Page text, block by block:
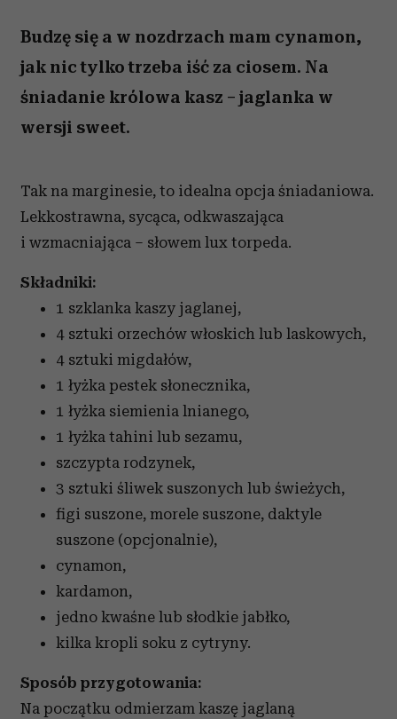
Budzę się a w nozdrzach mam cynamon,
jak nic tylko trzeba iść za ciosem. Na
śniadanie królowa kasz – jaglanka w
wersji sweet.
Tak na marginesie, to idealna opcja śniadaniowa.
Lekkostrawna, sycąca, odkwaszająca
i wzmacniająca – słowem lux torpeda.
Składniki:
1 szklanka kaszy jaglanej,
4 sztuki orzechów włoskich lub laskowych,
4 sztuki migdałów,
1 łyżka pestek słonecznika,
1 łyżka siemienia lnianego,
1 łyżka tahini lub sezamu,
szczypta rodzynek,
3 sztuki śliwek suszonych lub świeżych,
figi suszone, morele suszone, daktyle
suszone (opcjonalnie),
cynamon,
kardamon,
jedno kwaśne lub słodkie jabłko,
kilka kropli soku z cytryny.
Sposób przygotowania:
Na początku odmierzam kaszę jaglaną